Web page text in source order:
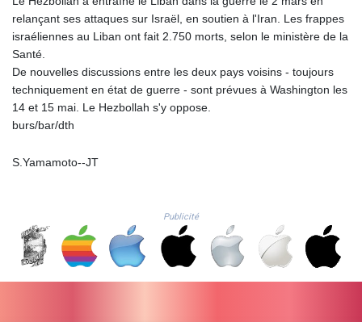
1693.975431
SAR 4.336079
SCR 16.772158
SDG 693.886139
STN 24.843432
SVC 10.10512
SZL 18.846478
THB 38.224452
relançant ses attaques sur Israël, en soutien à l'Iran. Les frappes
israéliennes au Liban ont fait 2.750 morts, selon le ministère de la
Santé.
De nouvelles discussions entre les deux pays voisins - toujours
techniquement en état de guerre - sont prévues à Washington les
14 et 15 mai. Le Hezbollah s'y oppose.
burs/bar/dth
S.Yamamoto--JT
Publicité